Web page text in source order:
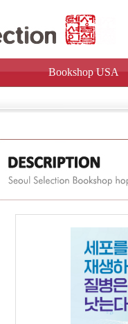
Bookshop USA